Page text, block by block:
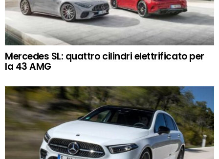
Mercedes SL: quattro cilindri elettrificato per
la 43 AMG